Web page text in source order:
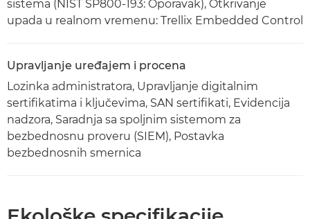
sistema (NIST SP800-193: Oporavak), Otkrivanje
upada u realnom vremenu: Trellix Embedded Control
Upravljanje uređajem i procena
Lozinka administratora, Upravljanje digitalnim
sertifikatima i ključevima, SAN sertifikati, Evidencija
nadzora, Saradnja sa spoljnim sistemom za
bezbednosnu proveru (SIEM), Postavka
bezbednosnih smernica